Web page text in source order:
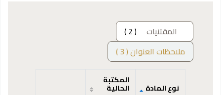
المقتنيات
( 2 )
ملاحظات العنوان ( 3 )
نوع المادة
المكتبة
الحالية